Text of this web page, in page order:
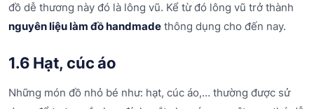
đồ dễ thương này đó là lông vũ. Kể từ đó lông vũ trở thành
nguyên liệu làm đồ handmade thông dụng cho đến nay.
1.6 Hạt, cúc áo
Những món đồ nhỏ bé như: hạt, cúc áo,… thường được sử